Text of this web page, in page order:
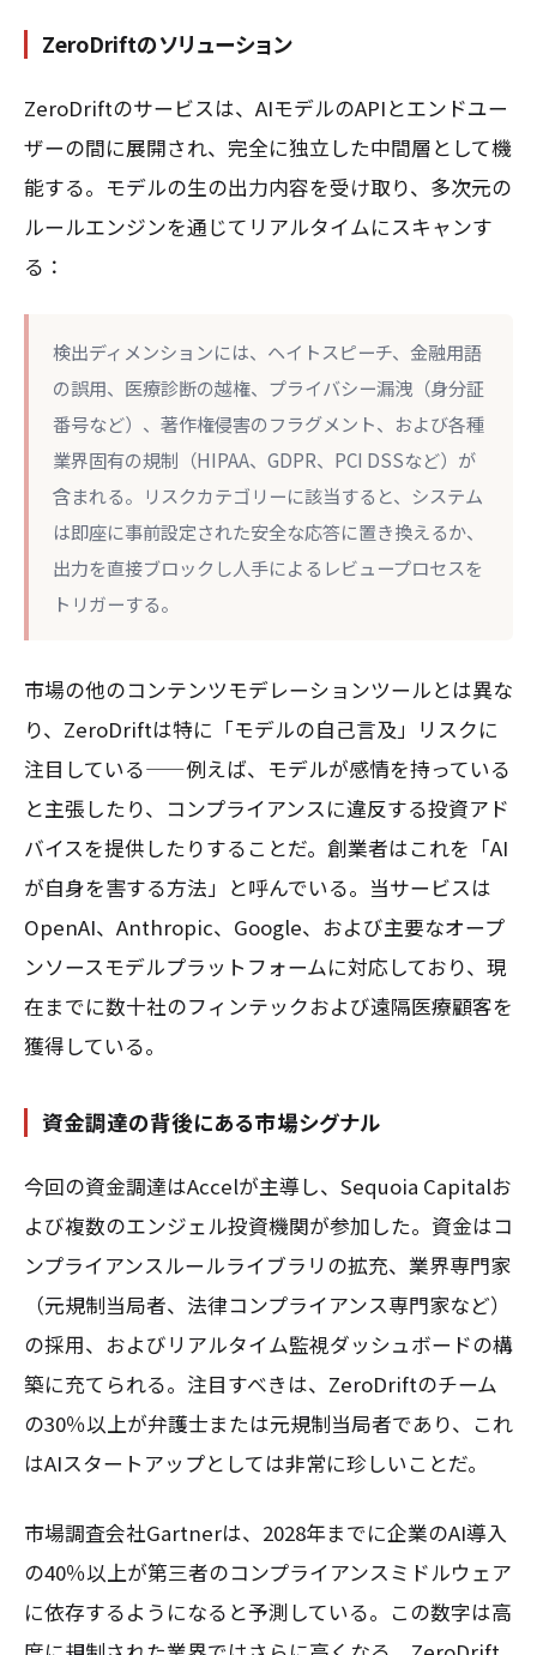
ZeroDriftのソリューション
ZeroDriftのサービスは、AIモデルのAPIとエンドユー
ザーの間に展開され、完全に独立した中間層として機
能する。モデルの生の出力内容を受け取り、多次元の
ルールエンジンを通じてリアルタイムにスキャンす
る：
検出ディメンションには、ヘイトスピーチ、金融用語
の誤用、医療診断の越権、プライバシー漏洩（身分証
番号など）、著作権侵害のフラグメント、および各種
業界固有の規制（HIPAA、GDPR、PCI DSSなど）が
含まれる。リスクカテゴリーに該当すると、システム
は即座に事前設定された安全な応答に置き換えるか、
出力を直接ブロックし人手によるレビュープロセスを
トリガーする。
市場の他のコンテンツモデレーションツールとは異な
り、ZeroDriftは特に「モデルの自己言及」リスクに
注目している——例えば、モデルが感情を持っている
と主張したり、コンプライアンスに違反する投資アド
バイスを提供したりすることだ。創業者はこれを「AI
が自身を害する方法」と呼んでいる。当サービスは
OpenAI、Anthropic、Google、および主要なオープ
ンソースモデルプラットフォームに対応しており、現
在までに数十社のフィンテックおよび遠隔医療顧客を
獲得している。
資金調達の背後にある市場シグナル
今回の資金調達はAccelが主導し、Sequoia Capitalお
よび複数のエンジェル投資機関が参加した。資金はコ
ンプライアンスルールライブラリの拡充、業界専門家
（元規制当局者、法律コンプライアンス専門家など）
の採用、およびリアルタイム監視ダッシュボードの構
築に充てられる。注目すべきは、ZeroDriftのチーム
の30％以上が弁護士または元規制当局者であり、これ
はAIスタートアップとしては非常に珍しいことだ。
市場調査会社Gartnerは、2028年までに企業のAI導入
の40％以上が第三者のコンプライアンスミドルウェア
に依存するようになると予測している。この数字は高